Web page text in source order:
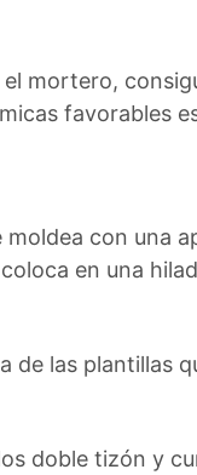
mortero,
favorables
con una
en una
de las plantillas
doble tizón y